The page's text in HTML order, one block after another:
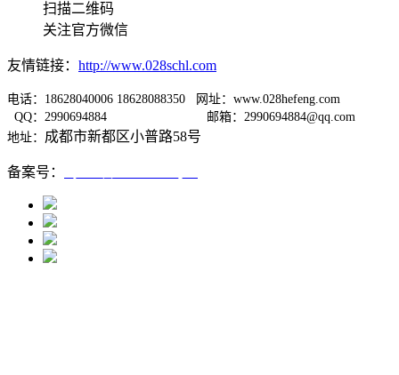
扫描二维码
关注官方微信
友情链接： http://www.028schl.com
电话：18628040006 18628088350 网址：www.028hefeng.com
QQ：2990694884
邮箱：2990694884@qq.com
地址： 成都市新都区小普路58号
备案号：